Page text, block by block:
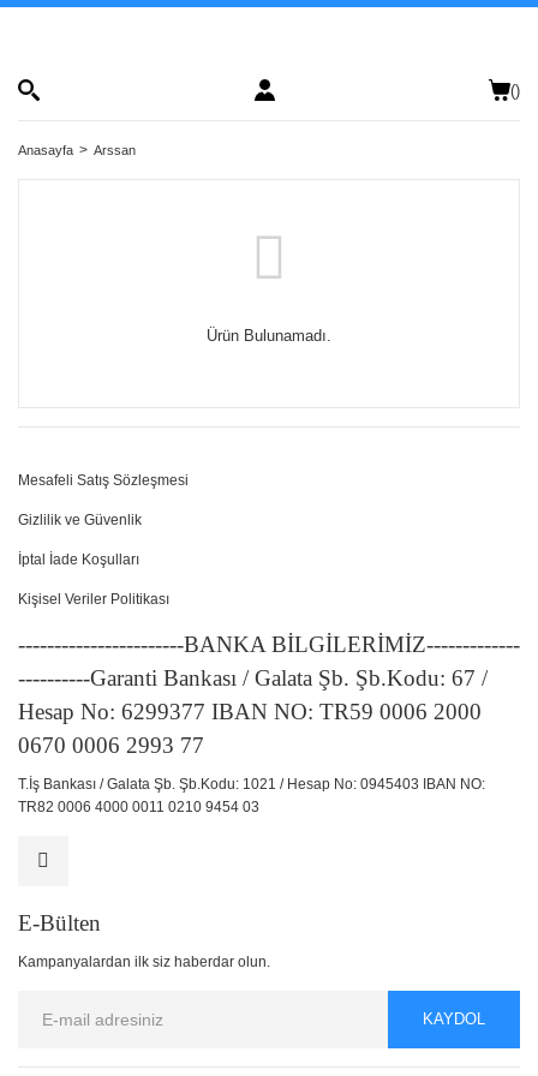
()
Anasayfa Arssan
Ürün Bulunamadı.
Mesafeli Satış Sözleşmesi
Gizlilik ve Güvenlik
İptal İade Koşulları
Kişisel Veriler Politikası
-----------------------BANKA BİLGİLERİMİZ-------------
----------Garanti Bankası / Galata Şb. Şb.Kodu: 67 /
Hesap No: 6299377 IBAN NO: TR59 0006 2000
0670 0006 2993 77
T.İş Bankası / Galata Şb. Şb.Kodu: 1021 / Hesap No: 0945403 IBAN NO:
TR82 0006 4000 0011 0210 9454 03
E-Bülten
Kampanyalardan ilk siz haberdar olun.
KAYDOL